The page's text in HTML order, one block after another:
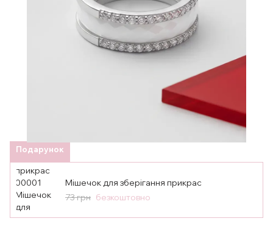
Подарунок
Мішечок для зберігання прикрас
73 грн безкоштовно